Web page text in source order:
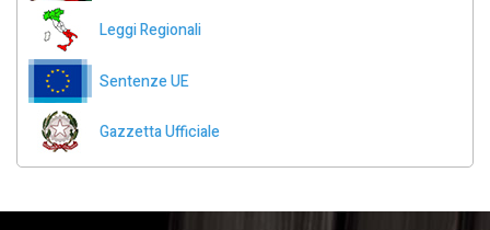
Leggi Regionali
Sentenze UE
Gazzetta Ufficiale